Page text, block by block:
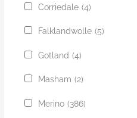
Corriedale (4)
Falklandwolle (5)
Gotland (4)
Masham (2)
Merino (386)